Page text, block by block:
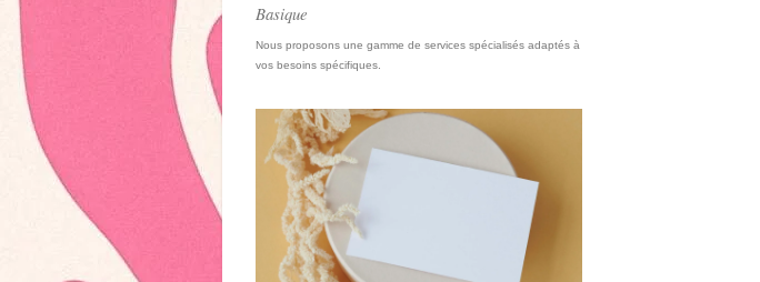
Basique
Nous proposons une gamme de services spécialisés adaptés à
vos besoins spécifiques.